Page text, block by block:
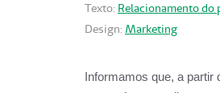
Texto: Relacionamento do
Design: Marketing
Informamos que, a partir